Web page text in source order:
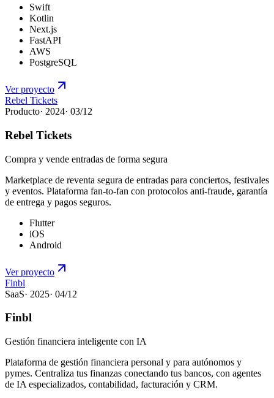
Swift
Kotlin
Next.js
FastAPI
AWS
PostgreSQL
Ver proyecto
Rebel Tickets
Producto· 2024· 03/12
Rebel Tickets
Compra y vende entradas de forma segura
Marketplace de reventa segura de entradas para conciertos, festivales
y eventos. Plataforma fan-to-fan con protocolos anti-fraude, garantía
de entrega y pagos seguros.
Flutter
iOS
Android
Ver proyecto
Finbl
SaaS· 2025· 04/12
Finbl
Gestión financiera inteligente con IA
Plataforma de gestión financiera personal y para autónomos y
pymes. Centraliza tus finanzas conectando tus bancos, con agentes
de IA especializados, contabilidad, facturación y CRM.